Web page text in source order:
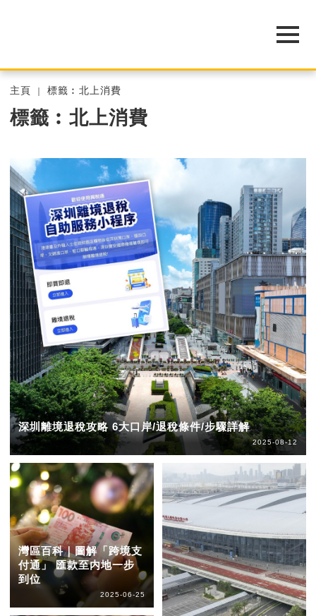
主頁 標籤︰北上消費
標籤︰北上消費
深圳離境退稅攻略 6大口岸/退稅條件/步驟詳解
2025-08-12
灣區百科｜圖解「跨境支
付通」 匯款至内地一步
到位
2025-06-25